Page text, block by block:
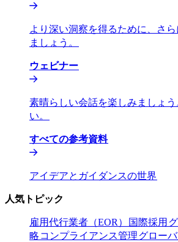
より深い洞察を得るために、さ
ましょう。​​
ウェビナー​​
素晴らしい会話を楽しみましょ
い。​​
すべての参考資料​​
アイデアとガイダンスの世界​​
人気トピック​​
雇用代行業者（EOR）​​ 国際採用​​
略​​ コンプライアンス管理​​グローバ